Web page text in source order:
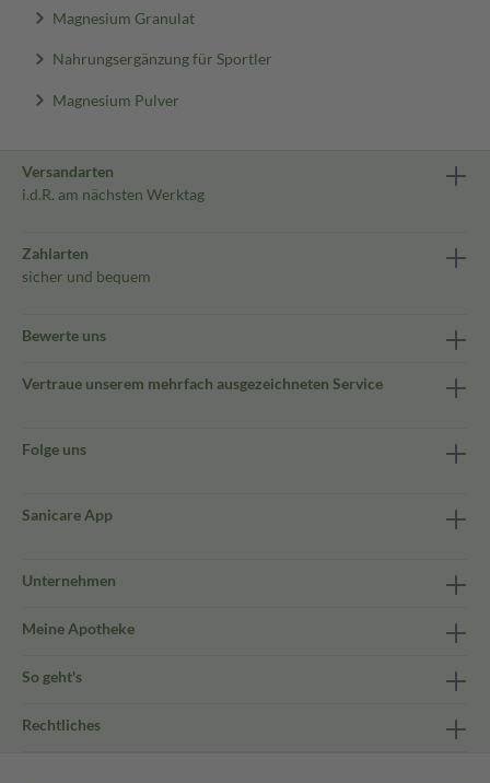
Magnesium Granulat
Nahrungsergänzung für Sportler
Magnesium Pulver
Versandarten
i.d.R. am nächsten Werktag
Zahlarten
sicher und bequem
Bewerte uns
Vertraue unserem mehrfach ausgezeichneten Service
Folge uns
Sanicare App
Unternehmen
Meine Apotheke
So geht's
Rechtliches